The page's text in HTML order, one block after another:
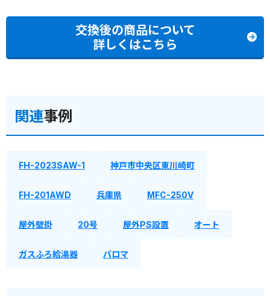
交換後の商品について
詳しくはこちら
関連事例
FH-2023SAW-1 神戸市中央区東川崎町
FH-201AWD 兵庫県 MFC-250V
屋外壁掛 20号 屋外PS設置 オート
ガスふろ給湯器 パロマ